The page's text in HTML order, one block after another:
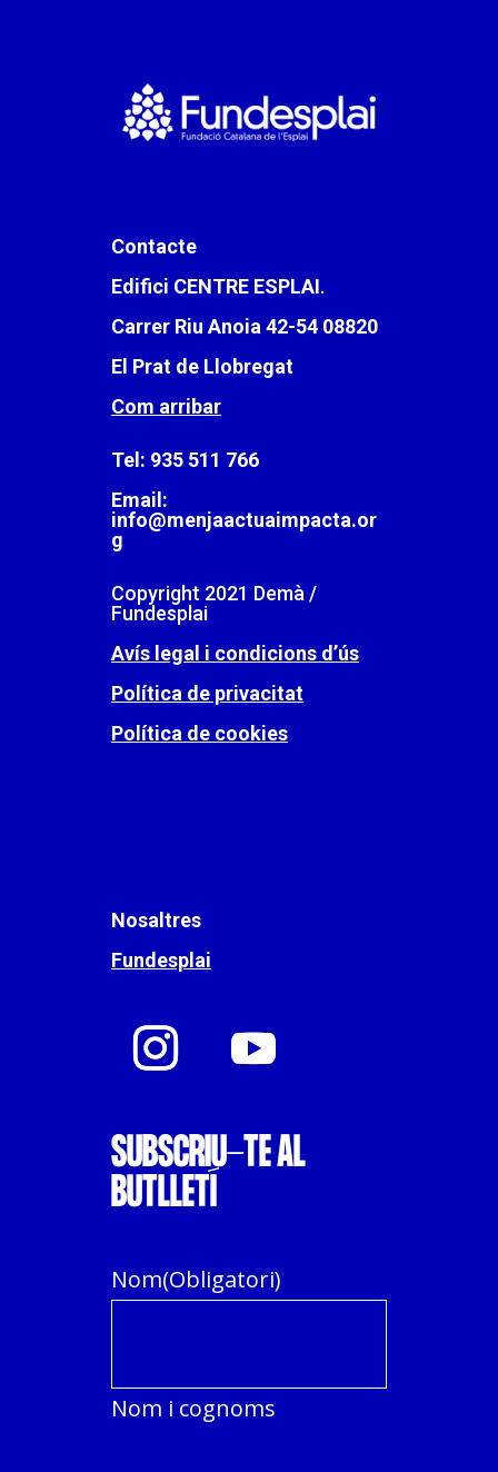
Contacte
Edifici CENTRE ESPLAI.
Carrer Riu Anoia 42-54 08820
El Prat de Llobregat
Com arribar
Tel: 935 511 766
Email:
info@menjaactuaimpacta.or
g
Copyright 2021 Demà /
Fundesplai
Avís legal i condicions d’ús
Política de privacitat
Política de cookies
Nosaltres
Fundesplai
SUBSCRIU-TE AL
BUTLLETÍ
Nom(Obligatori)
Nom i cognoms